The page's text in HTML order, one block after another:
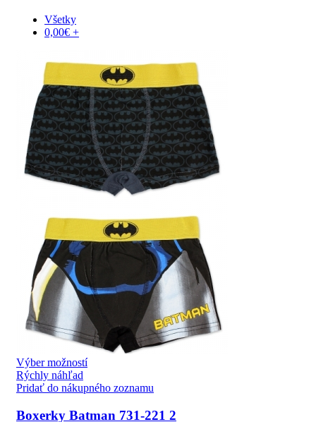
Všetky
0,00€ +
Výber možností
Rýchly náhľad
Pridať do nákupného zoznamu
Boxerky Batman 731-221 2